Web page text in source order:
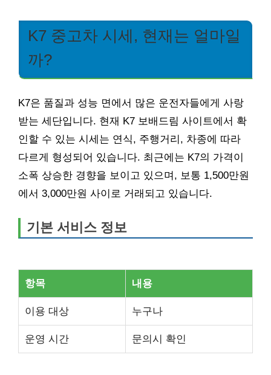
K7 중고차 시세, 현재는 얼마일
까?
K7은 품질과 성능 면에서 많은 운전자들에게 사랑
받는 세단입니다. 현재 K7 보배드림 사이트에서 확
인할 수 있는 시세는 연식, 주행거리, 차종에 따라
다르게 형성되어 있습니다. 최근에는 K7의 가격이
소폭 상승한 경향을 보이고 있으며, 보통 1,500만원
에서 3,000만원 사이로 거래되고 있습니다.
기본 서비스 정보
항목 내용
이용 대상 누구나
운영 시간 문의시 확인